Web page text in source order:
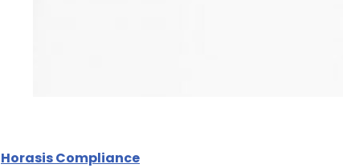
Horasis Compliance